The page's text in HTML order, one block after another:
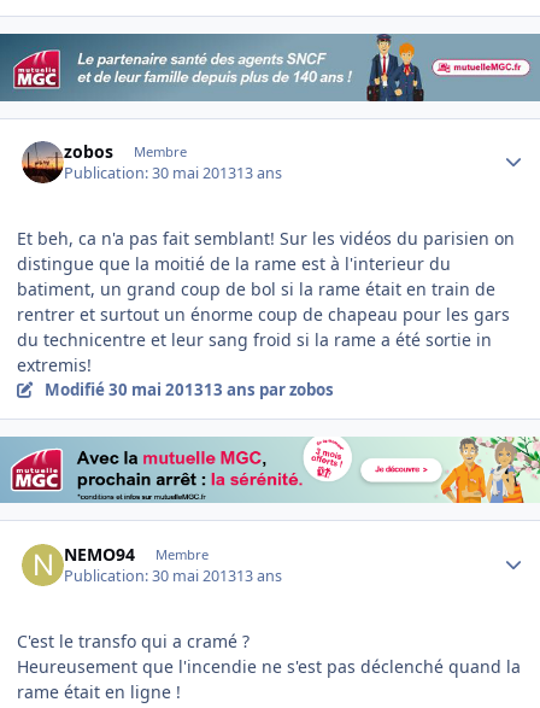
zobos Membre
Publication:30 mai 201313 ans
Et beh, ca n'a pas fait semblant! Sur les vidéos du parisien on
distingue que la moitié de la rame est à l'interieur du
batiment, un grand coup de bol si la rame était en train de
rentrer et surtout un énorme coup de chapeau pour les gars
du technicentre et leur sang froid si la rame a été sortie in
extremis!
Modifié30 mai 201313 ans par zobos
NEMO94 Membre
Publication:30 mai 201313 ans
C'est le transfo qui a cramé ?
Heureusement que l'incendie ne s'est pas déclenché quand la
rame était en ligne !